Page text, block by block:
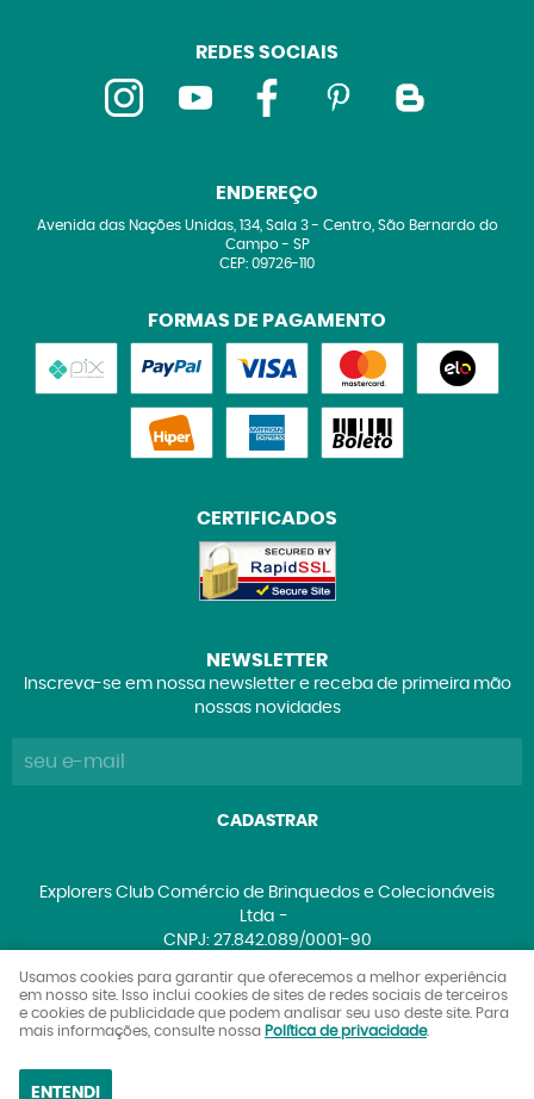
REDES SOCIAIS
ENDEREÇO
Avenida das Nações Unidas, 134, Sala 3- Centro, São Bernardo do
Campo- SP
CEP: 09726-110
FORMAS DE PAGAMENTO
CERTIFICADOS
NEWSLETTER
Inscreva-se em nossa newsletter e receba de primeira mão
nossas novidades
CADASTRAR
Explorers Club Comércio de Brinquedos e Colecionáveis
Ltda
CNPJ: 27.842.089/0001-90
LOJA VIRTUAL CRIADA POR
Usamos cookies para garantir que oferecemos a melhor experiência
em nosso site. Isso inclui cookies de sites de redes sociais de terceiros
e cookies de publicidade que podem analisar seu uso deste site. Para
mais informações, consulte nossa Política de privacidade.
ENTENDI